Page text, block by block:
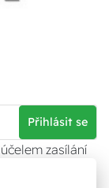
Přihlásit se
zasílání